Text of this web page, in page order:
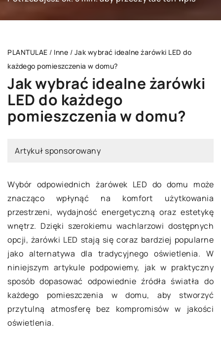
PLANTULAE / Inne / Jak wybrać idealne żarówki LED do
każdego pomieszczenia w domu?
Jak wybrać idealne żarówki
LED do każdego
pomieszczenia w domu?
Artykuł sponsorowany
Wybór odpowiednich żarówek LED do domu może
znacząco wpłynąć na komfort użytkowania
przestrzeni, wydajność energetyczną oraz estetykę
wnętrz. Dzięki szerokiemu wachlarzowi dostępnych
opcji, żarówki LED stają się coraz bardziej popularne
jako alternatywa dla tradycyjnego oświetlenia. W
niniejszym artykule podpowiemy, jak w praktyczny
sposób dopasować odpowiednie źródła światła do
każdego pomieszczenia w domu, aby stworzyć
przytulną atmosferę bez kompromisów w jakości
oświetlenia.